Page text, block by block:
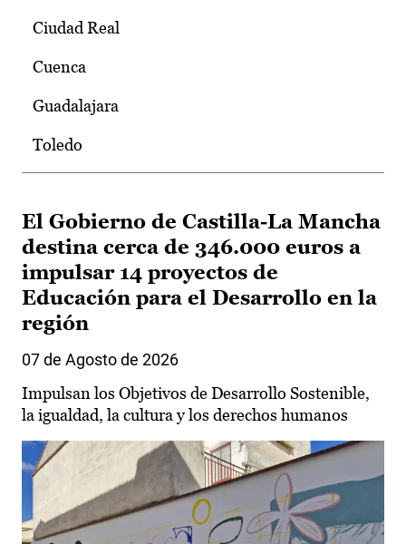
Ciudad Real
Cuenca
Guadalajara
Toledo
El Gobierno de Castilla-La Mancha
destina cerca de 346.000 euros a
impulsar 14 proyectos de
Educación para el Desarrollo en la
región
07 de Agosto de 2026
Impulsan los Objetivos de Desarrollo Sostenible,
la igualdad, la cultura y los derechos humanos